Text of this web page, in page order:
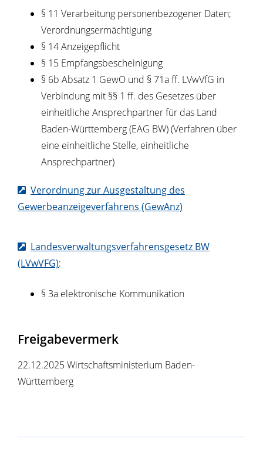
§ 11 Verarbeitung personenbezogener Daten;
Verordnungsermächtigung
§ 14 Anzeigepflicht
§ 15 Empfangsbescheinigung
§ 6b Absatz 1 GewO und § 71a ff. LVwVfG in
Verbindung mit §§ 1 ff. des Gesetzes über
einheitliche Ansprechpartner für das Land
Baden-Württemberg (EAG BW)(Verfahren über
eine einheitliche Stelle, einheitliche
Ansprechpartner)
Verordnung zur Ausgestaltung des
Gewerbeanzeigeverfahrens (GewAnz)
Landesverwaltungsverfahrensgesetz BW
(LVwVFG):
§ 3a elektronische Kommunikation
Freigabevermerk
22.12.2025 Wirtschaftsministerium Baden-
Württemberg